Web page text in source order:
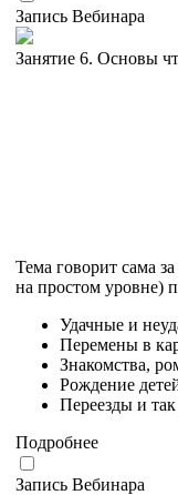
Запись Вебинара
Занятие 6. Основы
Тема говорит сама
на простом уровне)
Удачные и
Перемены в
Знакомства,
Рождение
Переезды и так
Подробнее
Запись Вебинара